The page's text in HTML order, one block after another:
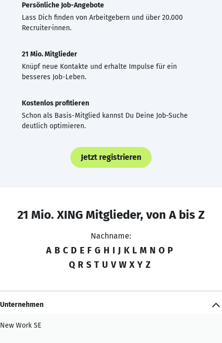
Persönliche Job-Angebote
Lass Dich finden von Arbeitgebern und über 20.000
Recruiter·innen.
21 Mio. Mitglieder
Knüpf neue Kontakte und erhalte Impulse für ein
besseres Job-Leben.
Kostenlos profitieren
Schon als Basis-Mitglied kannst Du Deine Job-Suche
deutlich optimieren.
Jetzt registrieren
21 Mio. XING Mitglieder, von A bis Z
Nachname:
A B C D E F G H I J K L M N O P
Q R S T U V W X Y Z
Unternehmen
New Work SE